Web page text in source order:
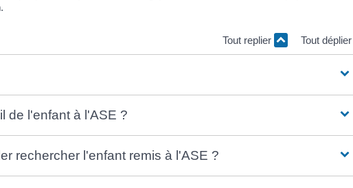
Tout replier Tout
de l'enfant à l'ASE ?
rechercher l'enfant remis à l'ASE ?